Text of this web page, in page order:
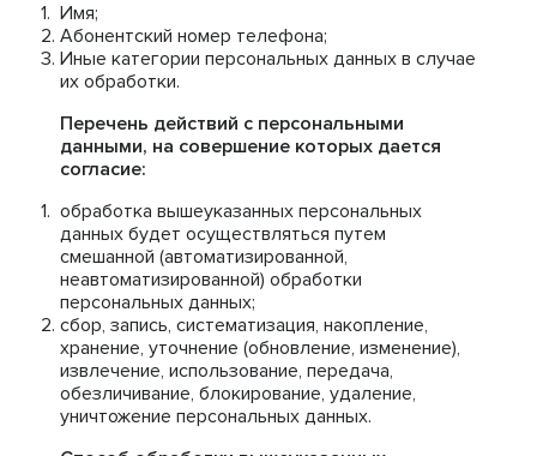
Имя;
Абонентский номер телефона;
Иные категории персональных данных в случае
их обработки.
Перечень действий с персональными
данными, на совершение которых дается
согласие:
обработка вышеуказанных персональных
данных будет осуществляться путем
смешанной (автоматизированной,
неавтоматизированной) обработки
персональных данных;
сбор, запись, систематизация, накопление,
хранение, уточнение (обновление, изменение),
извлечение, использование, передача,
обезличивание, блокирование, удаление,
уничтожение персональных данных.